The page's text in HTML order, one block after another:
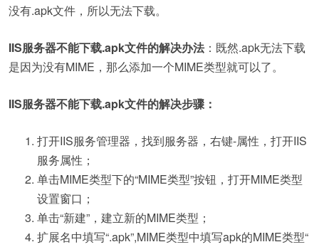
没有.apk文件，所以无法下载。
IIS服务器不能下载.apk文件的解决办法：既然.apk无法下载
是因为没有MIME，那么添加一个MIME类型就可以了。
IIS服务器不能下载.apk文件的解决步骤：
打开IIS服务管理器，找到服务器，右键-属性，打开IIS
服务属性；
单击MIME类型下的“MIME类型”按钮，打开MIME类型
设置窗口；
单击“新建”，建立新的MIME类型；
扩展名中填写“.apk”,MIME类型中填写apk的MIME类型“